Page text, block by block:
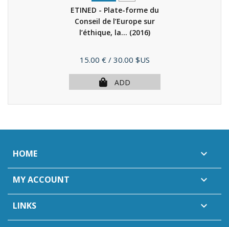
ETINED - Plate-forme du
Conseil de l’Europe sur
l’éthique, la... (2016)
Price
15.00 € / 30.00 $US
ADD
HOME 
MY ACCOUNT 
LINKS 